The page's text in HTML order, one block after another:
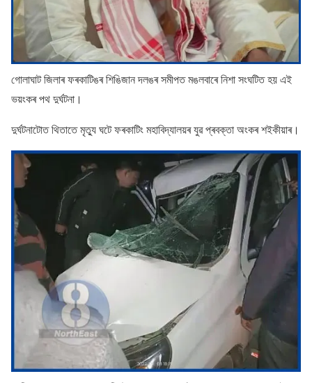
গোলাঘাট জিলাৰ ফৰকাটিঙৰ শিঙিজান দলঙৰ সমীপত মঙলবাৰে নিশা সংঘটিত হয় এই
ভয়ংকৰ পথ দুৰ্ঘটনা।
দুৰ্ঘটনাটোত থিতাতে মৃত্যু ঘটে ফৰকাটিং মহাবিদ্যালয়ৰ যুৱ প্ৰবক্তা অংকৰ শইকীয়াৰ।